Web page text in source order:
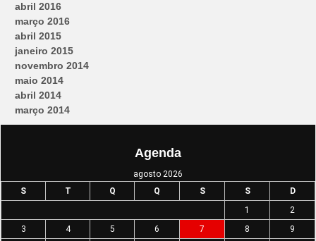
abril 2016
março 2016
abril 2015
janeiro 2015
novembro 2014
maio 2014
abril 2014
março 2014
Agenda
agosto 2026
S
T Q Q S S
D
1
2
3
4 5 6 7 8 9